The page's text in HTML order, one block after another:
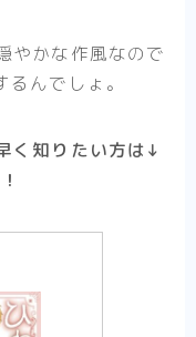
決する！ なマ
やかな作風なので
んでしょ。
く知りたい方は↓